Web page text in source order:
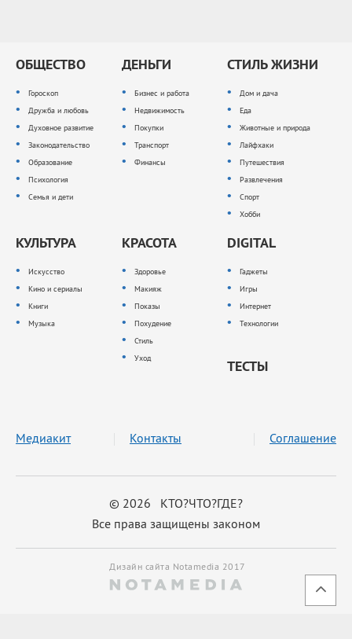
ОБЩЕСТВО
Гороскоп
Дружба и любовь
Духовное развитие
Законодательство
Образование
Психология
Семья и дети
ДЕНЬГИ
Бизнес и работа
Недвижимость
Покупки
Транспорт
Финансы
СТИЛЬ ЖИЗНИ
Дом и дача
Еда
Животные и природа
Лайфхаки
Путешествия
Развлечения
Спорт
Хобби
КУЛЬТУРА
Искусство
Кино и сериалы
Книги
Музыка
КРАСОТА
Здоровье
Макияж
Показы
Похудение
Стиль
Уход
DIGITAL
Гаджеты
Игры
Интернет
Технологии
ТЕСТЫ
© 2026 КТО?ЧТО?ГДЕ?
Все права защищены законом
Медиакит Контакты Соглашение
Дизайн сайта Notamedia 2017